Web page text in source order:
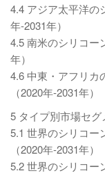
4.4 アジア太平洋の
年-2031年）
4.5 南米のシリコー
年）
4.6 中東・アフリカ
（2020年-2031年）
5 タイプ別市場セグ
5.1 世界のシリコー
（2020年-2031年）
5.2 世界のシリコー